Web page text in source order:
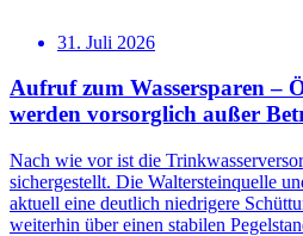
31. Juli 2026
Aufruf zum Wassersparen –
werden vorsorglich außer
Nach wie vor ist die
sichergestellt. Die Waltersteinquelle
aktuell eine deutlich niedrigere
weiterhin über einen stabilen